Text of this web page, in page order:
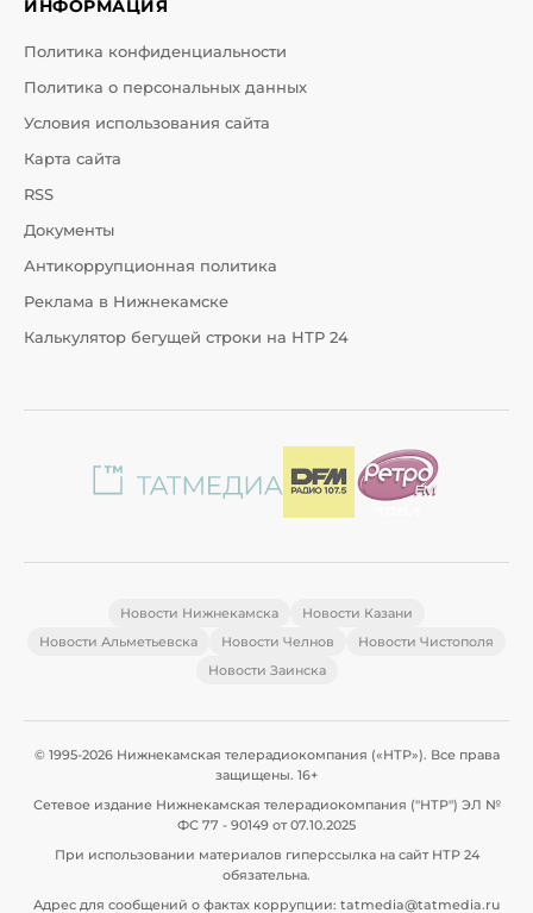
ИНФОРМАЦИЯ
Политика конфиденциальности
Политика о персональных данных
Условия использования сайта
Карта сайта
RSS
Документы
Антикоррупционная политика
Реклама в Нижнекамске
Калькулятор бегущей строки на НТР 24
Новости Нижнекамска
Новости Казани
Новости Альметьевска
Новости Челнов
Новости Чистополя
Новости Заинска
© 1995-2026 Нижнекамская телерадиокомпания («НТР»). Все права
защищены. 16+
Сетевое издание Нижнекамская телерадиокомпания ("НТР") ЭЛ №
ФС 77 - 90149 от 07.10.2025
При использовании материалов гиперссылка на сайт НТР 24
обязательна.
Адрес для сообщений о фактах коррупции: tatmedia@tatmedia.ru